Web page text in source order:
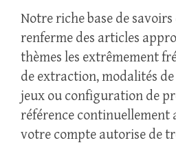
Notre riche base de
renferme des articles
thèmes les extrêmement
de extraction, modalités de
jeux ou configuration de
référence continuellement
votre compte autorise de